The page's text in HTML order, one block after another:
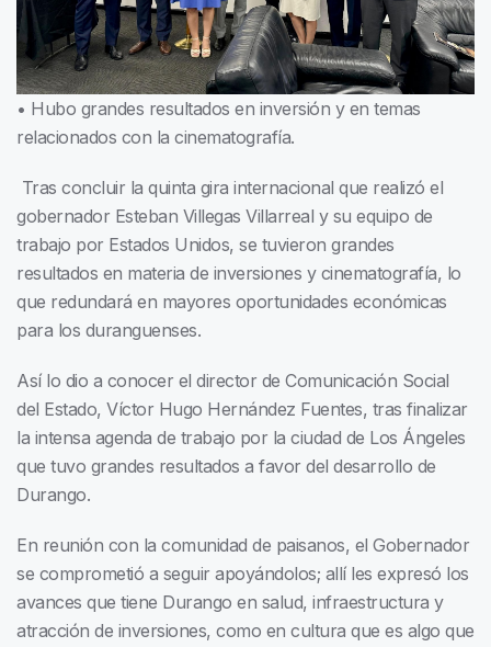
• Hubo grandes resultados en inversión y en temas
relacionados con la cinematografía.
Tras concluir la quinta gira internacional que realizó el
gobernador Esteban Villegas Villarreal y su equipo de
trabajo por Estados Unidos, se tuvieron grandes
resultados en materia de inversiones y cinematografía, lo
que redundará en mayores oportunidades económicas
para los duranguenses.
Así lo dio a conocer el director de Comunicación Social
del Estado, Víctor Hugo Hernández Fuentes, tras finalizar
la intensa agenda de trabajo por la ciudad de Los Ángeles
que tuvo grandes resultados a favor del desarrollo de
Durango.
En reunión con la comunidad de paisanos, el Gobernador
se comprometió a seguir apoyándolos; allí les expresó los
avances que tiene Durango en salud, infraestructura y
atracción de inversiones, como en cultura que es algo que